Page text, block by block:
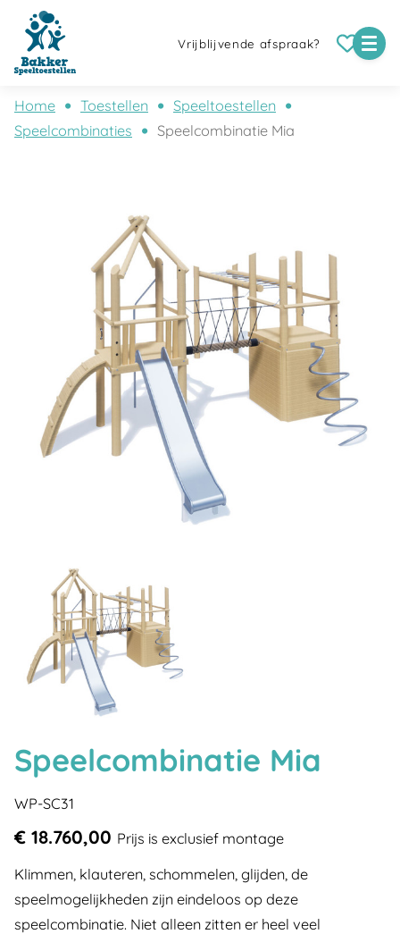
Vrijblijvende afspraak?
Home Toestellen
Speeltoestellen
Speelcombinaties
Speelcombinatie Mia
Speelcombinatie Mia
WP-SC31
€ 18.760,00 Prijs is exclusief montage
Klimmen, klauteren, schommelen, glijden, de
speelmogelijkheden zijn eindeloos op deze
speelcombinatie. Niet alleen zitten er heel veel